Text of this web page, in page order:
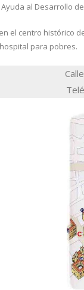
al Desarrollo
el centro histórico
para pobres.